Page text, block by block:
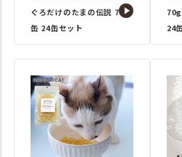
ぐろだけのたまの伝説 70g
缶 24缶セット
24